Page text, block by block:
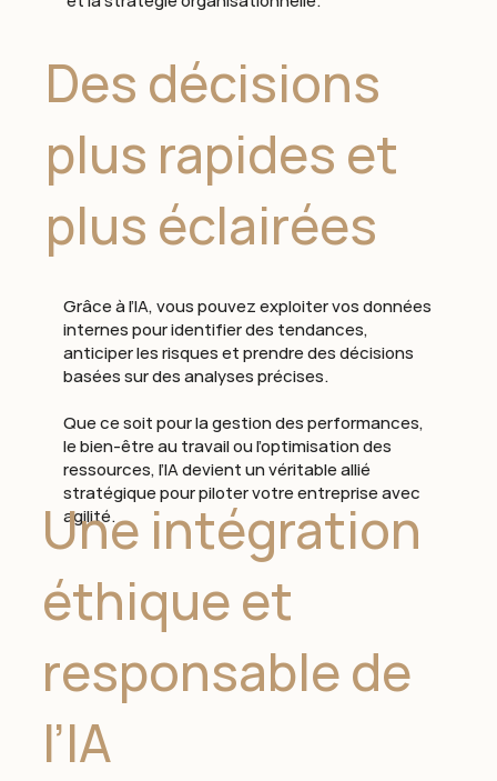
Des décisions
plus rapides et
plus éclairées
Grâce à l’IA, vous pouvez exploiter vos données
internes pour identifier des tendances,
anticiper les risques et prendre des décisions
basées sur des analyses précises.
Que ce soit pour la gestion des performances,
le bien-être au travail ou l’optimisation des
ressources, l’IA devient un véritable allié
stratégique pour piloter votre entreprise avec
agilité.
Une intégration
éthique et
responsable de
l’IA